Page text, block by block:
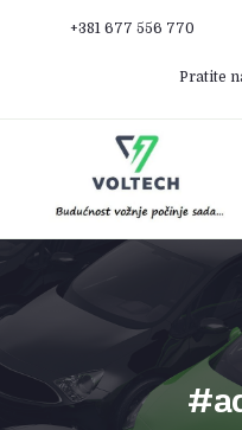
+381 677 556 770
Pratite